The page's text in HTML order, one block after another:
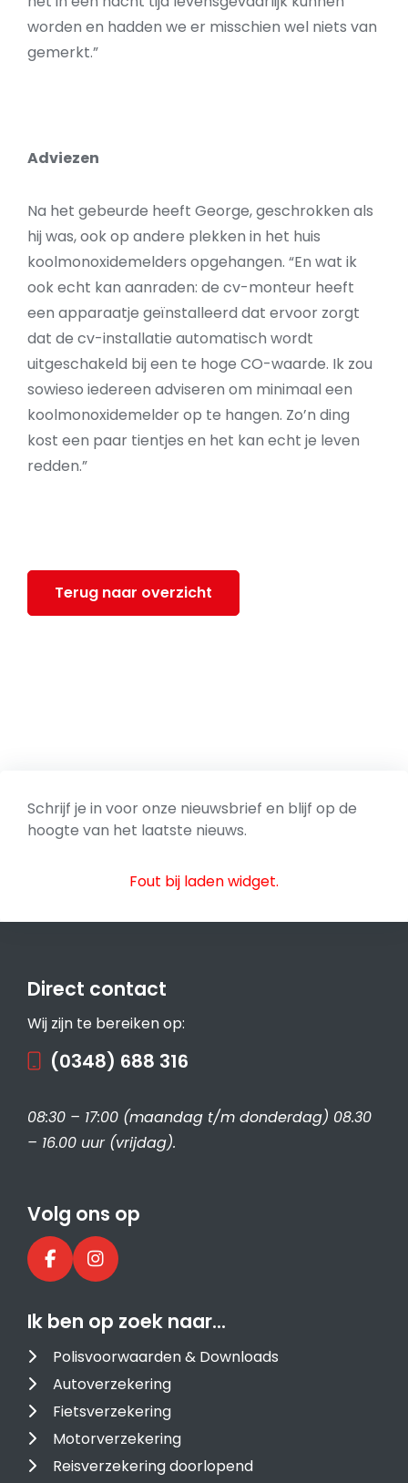
worden en hadden we er misschien wel niets van
gemerkt.”
Adviezen
Na het gebeurde heeft George, geschrokken als
hij was, ook op andere plekken in het huis
koolmonoxidemelders opgehangen. “En wat ik
ook echt kan aanraden: de cv-monteur heeft
een apparaatje geïnstalleerd dat ervoor zorgt
dat de cv-installatie automatisch wordt
uitgeschakeld bij een te hoge CO-waarde. Ik zou
sowieso iedereen adviseren om minimaal een
koolmonoxidemelder op te hangen. Zo’n ding
kost een paar tientjes en het kan echt je leven
redden.”
Terug naar overzicht
Schrijf je in voor onze nieuwsbrief en blijf op de
hoogte van het laatste nieuws.
Fout bij laden widget.
Direct contact
Wij zijn te bereiken op:
(0348) 688 316
08:30 – 17:00 (maandag t/m donderdag) 08.30
– 16.00 uur (vrijdag).
Volg ons op
Ik ben op zoek naar…
Polisvoorwaarden & Downloads
Autoverzekering
Fietsverzekering
Motorverzekering
Reisverzekering doorlopend